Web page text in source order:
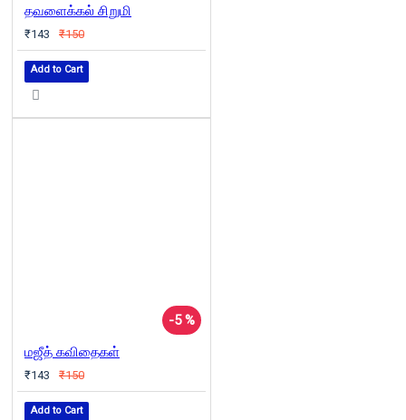
தவளைக்கல் சிறுமி
₹143 ₹150
Add to Cart
-5 %
மஜீத் கவிதைகள்
₹143 ₹150
Add to Cart